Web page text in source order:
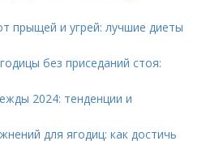
прыщей и угрей: лучшие диеты
без приседаний стоя:
2024: тенденции и
для ягодиц: как достичь